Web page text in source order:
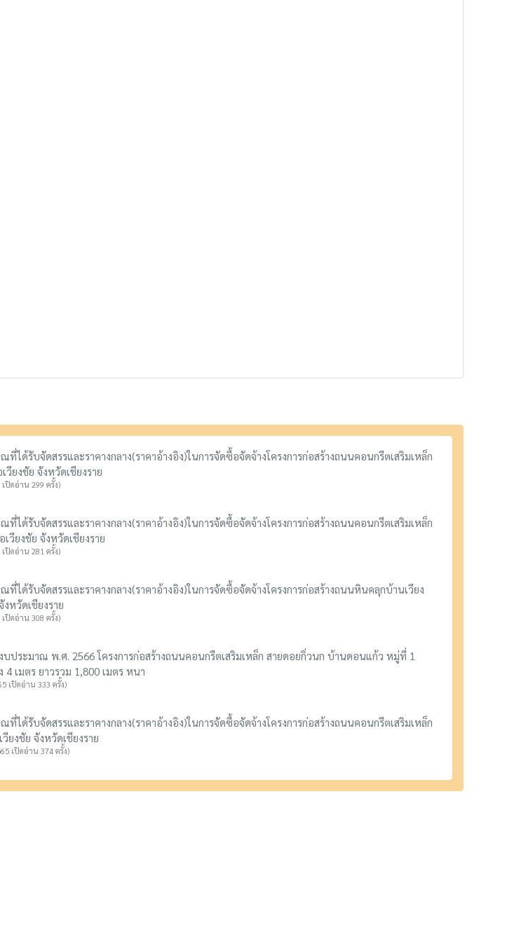
ได้รับจัดสรรและราคางกลาง(ราคาอ้างอิง)ในการจัดซื้อจัดจ้างโครงการก่อสร้างถนนคอนกรีตเสริมเหล็ก
ยงชัย จังหวัดเชียงราย
ปิดอ่าน 299 ครั้ง)
ได้รับจัดสรรและราคางกลาง(ราคาอ้างอิง)ในการจัดซื้อจัดจ้างโครงการก่อสร้างถนนคอนกรีตเสริมเหล็ก
วียงชัย จังหวัดเชียงราย
ปิดอ่าน 281 ครั้ง)
ได้รับจัดสรรและราคางกลาง(ราคาอ้างอิง)ในการจัดซื้อจัดจ้างโครงการก่อสร้างถนนหินคลุกบ้านเวียง
หวัดเชียงราย
ปิดอ่าน 308 ครั้ง)
ประมาณ พ.ศ. 2566 โครงการก่อสร้างถนนคอนกรีตเสริมเหล็ก สายดอยกิ่วนก บ้านดอนแก้ว หมู่ที่ 1
4 เมตร ยาวรวม 1,800 เมตร หนา
เปิดอ่าน 333 ครั้ง)
ได้รับจัดสรรและราคางกลาง(ราคาอ้างอิง)ในการจัดซื้อจัดจ้างโครงการก่อสร้างถนนคอนกรีตเสริมเหล็ก
ยงชัย จังหวัดเชียงราย
เปิดอ่าน 374 ครั้ง)